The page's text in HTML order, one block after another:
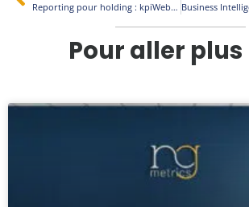
Reporting pour holding : kpiWeb et Holding Services au service des dirigeants
Pour aller plus